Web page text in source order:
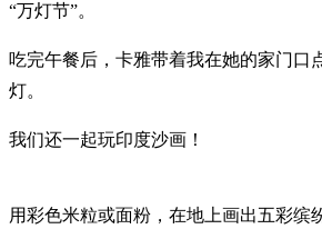
“万灯节”。
吃完午餐后，卡雅带着我在她的家门口
灯。
我们还一起玩印度沙画！
用彩色米粒或面粉，在地上画出五彩缤